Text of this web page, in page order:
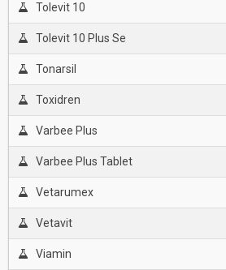
Tolevit 10
Tolevit 10 Plus Se
Tonarsil
Toxidren
Varbee Plus
Varbee Plus Tablet
Vetarumex
Vetavit
Viamin